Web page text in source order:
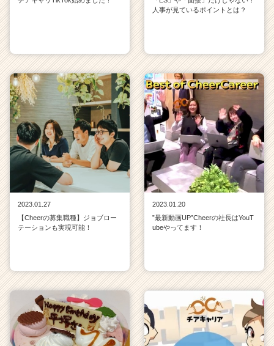
人事が見ているポイントとは？
2023.01.27
【Cheerの募集職種】ジョブロー
テーションも実現可能！
2023.01.20
”最新動画UP”Cheerの社長はYouT
ubeやってます！